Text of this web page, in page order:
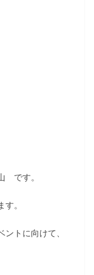
です。
。
トに向けて、